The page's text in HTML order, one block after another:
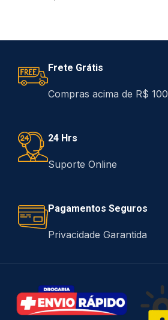
Frete Grátis
Compras acima de R$ 100
24 Hrs
Suporte Online
Pagamentos Seguros
Privacidade Garantida